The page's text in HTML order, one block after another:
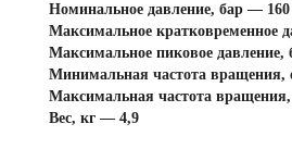
Номинальное давление, бар — 160
Максимальное кратковременное
Максимальное пиковое давление,
Минимальная частота
Максимальная частота
Вес, кг — 4,9